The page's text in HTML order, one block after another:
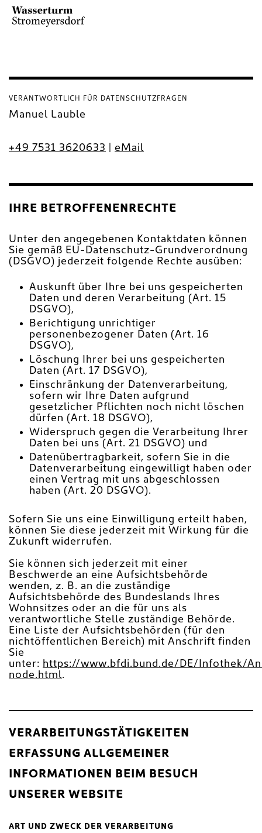
VERANTWORTLICH FÜR DATENSCHUTZFRAGEN
Manuel Lauble
+49 7531 3620633 eMail
IHRE BETROFFENENRECHTE
Unter den angegebenen Kontaktdaten können
Sie gemäß EU-Datenschutz-Grundverordnung
(DSGVO) jederzeit folgende Rechte ausüben:
Auskunft über Ihre bei uns gespeicherten
Daten und deren Verarbeitung (Art. 15
DSGVO),
Berichtigung unrichtiger
personenbezogener Daten (Art. 16
DSGVO),
Löschung Ihrer bei uns gespeicherten
Daten (Art. 17 DSGVO),
Einschränkung der Datenverarbeitung,
sofern wir Ihre Daten aufgrund
gesetzlicher Pflichten noch nicht löschen
dürfen (Art. 18 DSGVO),
Widerspruch gegen die Verarbeitung Ihrer
Daten bei uns (Art. 21 DSGVO) und
Datenübertragbarkeit, sofern Sie in die
Datenverarbeitung eingewilligt haben oder
einen Vertrag mit uns abgeschlossen
haben (Art. 20 DSGVO).
Sofern Sie uns eine Einwilligung erteilt haben,
können Sie diese jederzeit mit Wirkung für die
Zukunft widerrufen.
Sie können sich jederzeit mit einer
Beschwerde an eine Aufsichtsbehörde
wenden, z. B. an die zuständige
Aufsichtsbehörde des Bundeslands Ihres
Wohnsitzes oder an die für uns als
verantwortliche Stelle zuständige Behörde.
Eine Liste der Aufsichtsbehörden (für den
nichtöffentlichen Bereich) mit Anschrift finden
Sie
unter: https://www.bfdi.bund.de/DE/Infothek/
node.html.
VERARBEITUNGSTÄTIGKEITEN
ERFASSUNG ALLGEMEINER
INFORMATIONEN BEIM BESUCH
UNSERER WEBSITE
ART UND ZWECK DER VERARBEITUNG